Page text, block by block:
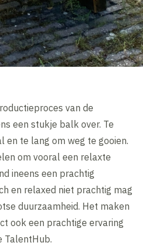
van de
een stukje balk over. Te
en te lang om weg te gooien.
om vooral een relaxte
ineens een prachtig
en relaxed niet prachtig mag
duurzaamheid. Het maken
ook een prachtige ervaring
TalentHub.